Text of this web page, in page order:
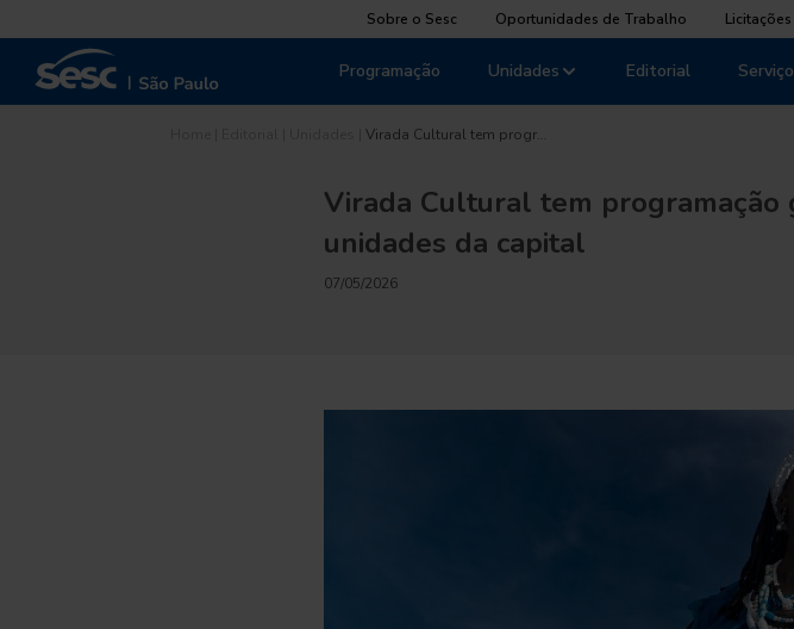
Sobre o Sesc Oportunidades de Trabalho
Unidades
Programação Editorial
Virada Cultural tem progr…
Virada Cultural tem programação
unidades da capital
07/05/2026